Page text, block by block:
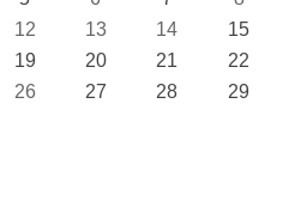
12 13 14
15
19 20 21
22
26 27 28
29